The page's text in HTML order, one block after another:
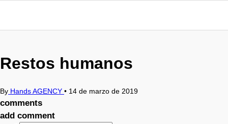
Restos humanos
By Hands AGENCY • 14 de marzo de 2019
comments
add comment